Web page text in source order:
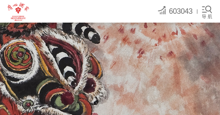
603043
导 航